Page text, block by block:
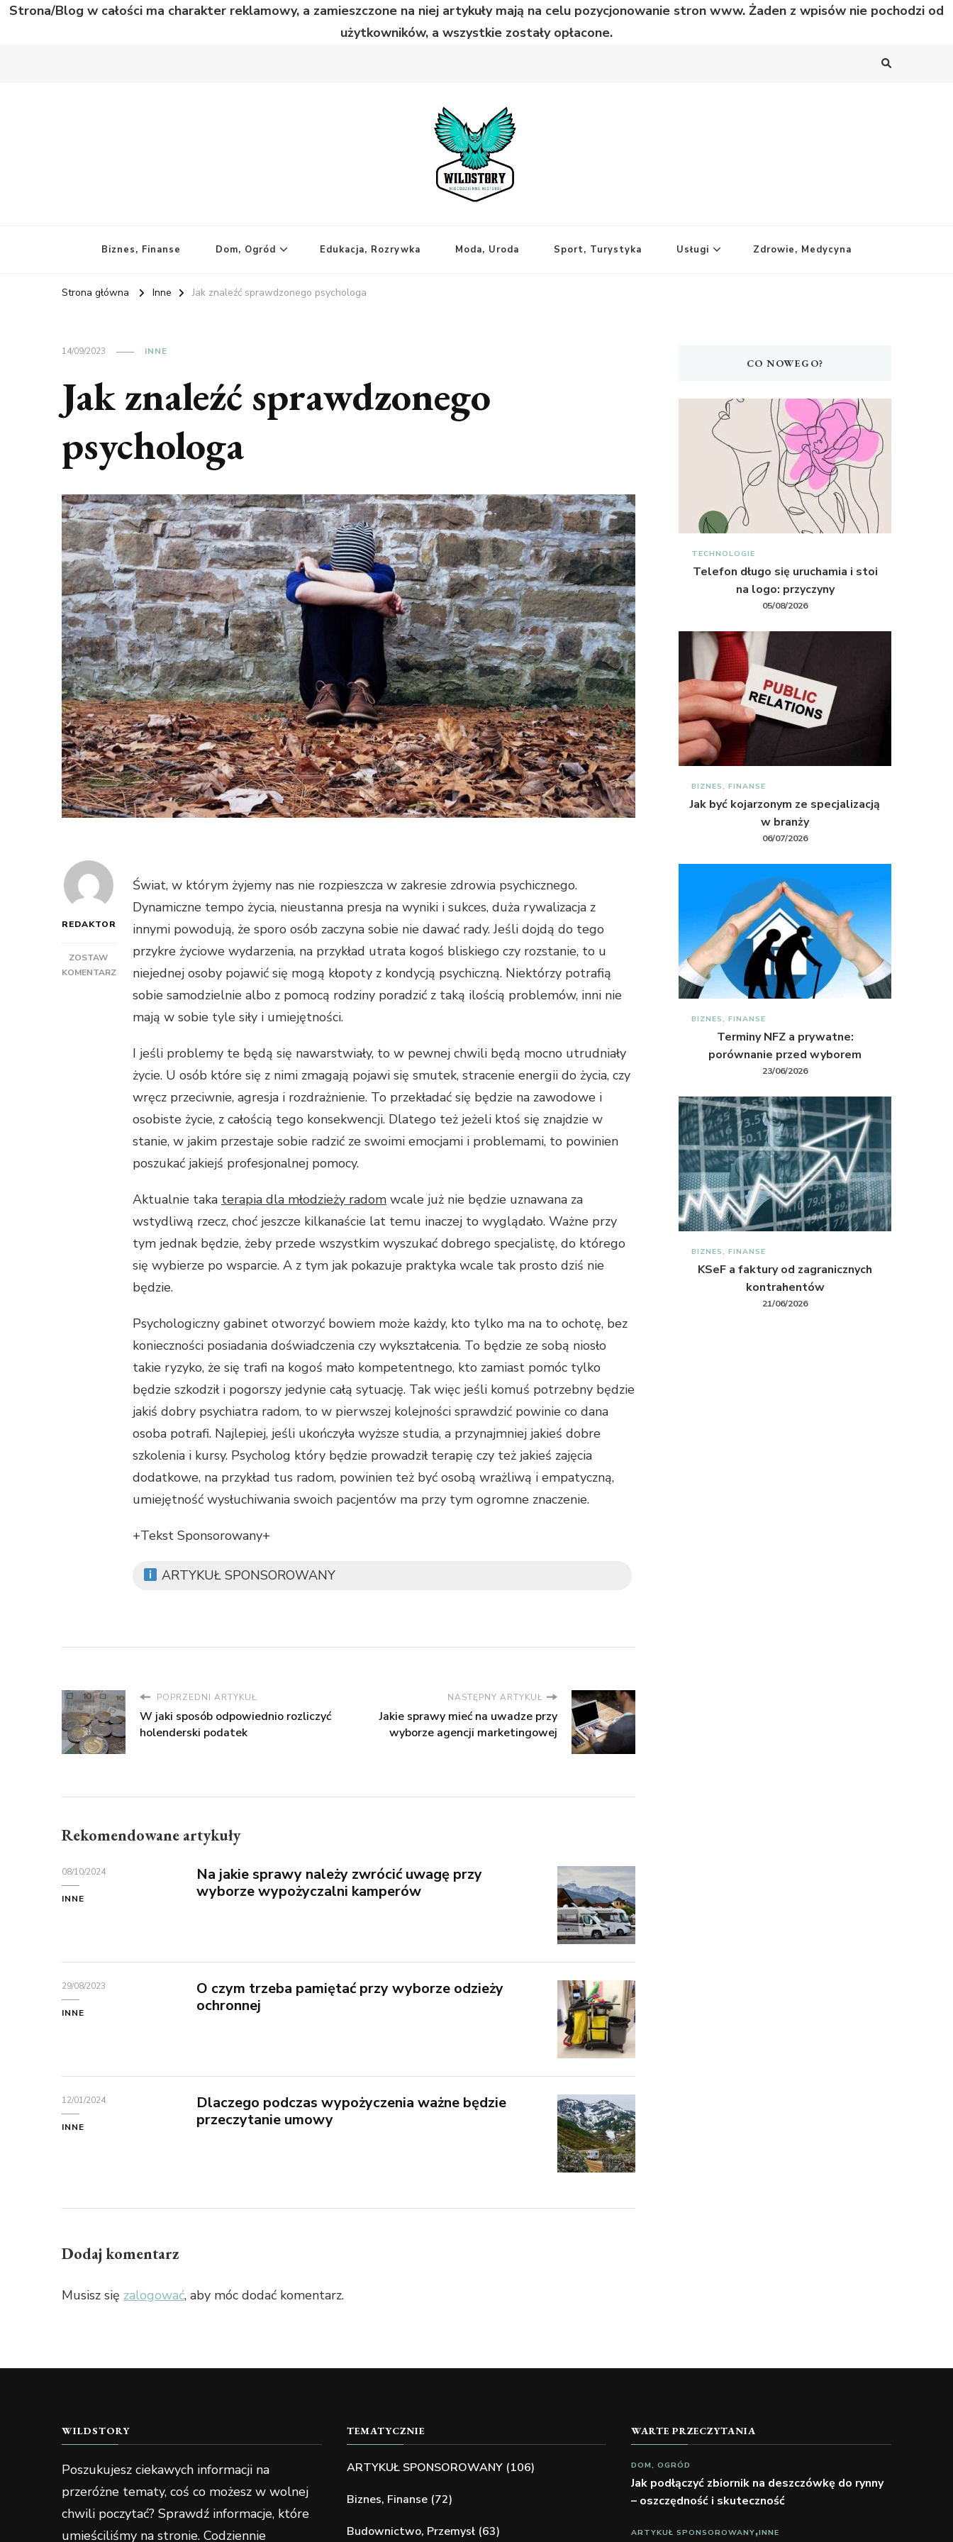
Strona/Blog w całości ma charakter reklamowy, a zamieszczone na niej artykuły mają na celu pozycjonowanie stron www. Żaden z wpisów nie pochodzi od
użytkowników, a wszystkie zostały opłacone.
Biznes, Finanse Dom, Ogród Edukacja, Rozrywka Moda, Uroda Sport, Turystyka Usługi Zdrowie, Medycyna
Strona główna Inne Jak znaleźć sprawdzonego psychologa
14/09/2023 INNE
Jak znaleźć sprawdzonego
psychologa
REDAKTOR
ZOSTAW
KOMENTARZ
PSYCHOLOGA
Świat, w którym żyjemy nas nie rozpieszcza w zakresie zdrowia psychicznego.
Dynamiczne tempo życia, nieustanna presja na wyniki i sukces, duża rywalizacja z
innymi powodują, że sporo osób zaczyna sobie nie dawać rady. Jeśli dojdą do tego
przykre życiowe wydarzenia, na przykład utrata kogoś bliskiego czy rozstanie, to u
niejednej osoby pojawić się mogą kłopoty z kondycją psychiczną. Niektórzy potrafią
sobie samodzielnie albo z pomocą rodziny poradzić z taką ilością problemów, inni nie
mają w sobie tyle siły i umiejętności.
I jeśli problemy te będą się nawarstwiały, to w pewnej chwili będą mocno utrudniały
życie. U osób które się z nimi zmagają pojawi się smutek, stracenie energii do życia, czy
wręcz przeciwnie, agresja i rozdrażnienie. To przekładać się będzie na zawodowe i
osobiste życie, z całością tego konsekwencji. Dlatego też jeżeli ktoś się znajdzie w
stanie, w jakim przestaje sobie radzić ze swoimi emocjami i problemami, to powinien
poszukać jakiejś profesjonalnej pomocy.
Aktualnie taka terapia dla młodzieży radom wcale już nie będzie uznawana za
wstydliwą rzecz, choć jeszcze kilkanaście lat temu inaczej to wyglądało. Ważne przy
tym jednak będzie, żeby przede wszystkim wyszukać dobrego specjalistę, do którego
się wybierze po wsparcie. A z tym jak pokazuje praktyka wcale tak prosto dziś nie
będzie.
Psychologiczny gabinet otworzyć bowiem może każdy, kto tylko ma na to ochotę, bez
konieczności posiadania doświadczenia czy wykształcenia. To będzie ze sobą niosło
takie ryzyko, że się trafi na kogoś mało kompetentnego, kto zamiast pomóc tylko
będzie szkodził i pogorszy jedynie całą sytuację. Tak więc jeśli komuś potrzebny będzie
jakiś dobry psychiatra radom, to w pierwszej kolejności sprawdzić powinie co dana
osoba potrafi. Najlepiej, jeśli ukończyła wyższe studia, a przynajmniej jakieś dobre
szkolenia i kursy. Psycholog który będzie prowadził terapię czy też jakieś zajęcia
dodatkowe, na przykład tus radom, powinien też być osobą wrażliwą i empatyczną,
umiejętność wysłuchiwania swoich pacjentów ma przy tym ogromne znaczenie.
+Tekst Sponsorowany+
ARTYKUŁ SPONSOROWANY
POPRZEDNI ARTYKUŁ
W jaki sposób odpowiednio rozliczyć
holenderski podatek
NASTĘPNY ARTYKUŁ
Jakie sprawy mieć na uwadze przy
wyborze agencji marketingowej
Rekomendowane artykuły
08/10/2024
INNE
Na jakie sprawy należy zwrócić uwagę przy
wyborze wypożyczalni kamperów
29/08/2023
INNE
O czym trzeba pamiętać przy wyborze odzieży
ochronnej
12/01/2024
INNE
Dlaczego podczas wypożyczenia ważne będzie
przeczytanie umowy
Dodaj komentarz
Musisz się zalogować, aby móc dodać komentarz.
CO NOWEGO?
TECHNOLOGIE
Telefon długo się uruchamia i stoi
na logo: przyczyny
05/08/2026
BIZNES, FINANSE
Jak być kojarzonym ze specjalizacją
w branży
06/07/2026
BIZNES, FINANSE
Terminy NFZ a prywatne:
porównanie przed wyborem
23/06/2026
BIZNES, FINANSE
KSeF a faktury od zagranicznych
kontrahentów
21/06/2026
WILDSTORY
Poszukujesz ciekawych informacji na
przeróżne tematy, coś co możesz w wolnej
chwili poczytać? Sprawdź informacje, które
umieściliśmy na stronie. Codziennie
TEMATYCZNIE
ARTYKUŁ SPONSOROWANY(106)
Biznes, Finanse(72)
Budownictwo, Przemysł(63)
WARTE PRZECZYTANIA
DOM, OGRÓD
Jak podłączyć zbiornik na deszczówkę do rynny
– oszczędność i skuteczność
ARTYKUŁ SPONSOROWANY INNE